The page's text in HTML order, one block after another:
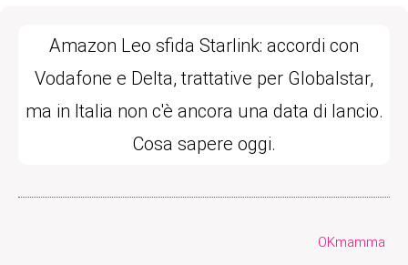
Amazon Leo sfida Starlink: accordi con
Vodafone e Delta, trattative per Globalstar,
ma in Italia non c'è ancora una data di lancio.
Cosa sapere oggi.
OKmamma